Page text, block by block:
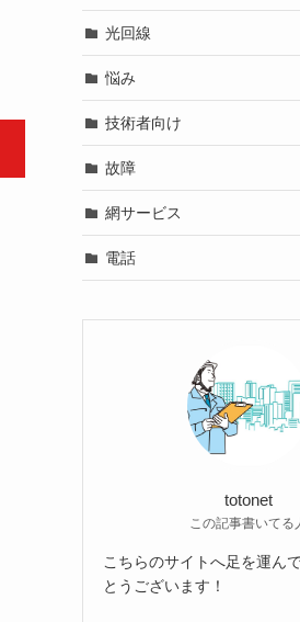
光回線
悩み
技術者向け
故障
網サービス
電話
totonet
この記事書いてる
こちらのサイトへ足を運ん
とうございます！